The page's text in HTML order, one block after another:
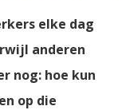
elke dag
anderen
nog: hoe kun
op die